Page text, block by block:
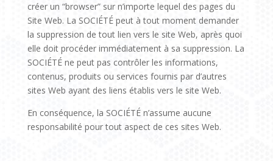
créer un “browser” sur n’importe lequel des pages du
Site Web. La SOCIÉTÉ peut à tout moment demander
la suppression de tout lien vers le site Web, après quoi
elle doit procéder immédiatement à sa suppression. La
SOCIÉTÉ ne peut pas contrôler les informations,
contenus, produits ou services fournis par d’autres
sites Web ayant des liens établis vers le site Web.
En conséquence, la SOCIÉTÉ n’assume aucune
responsabilité pour tout aspect de ces sites Web.